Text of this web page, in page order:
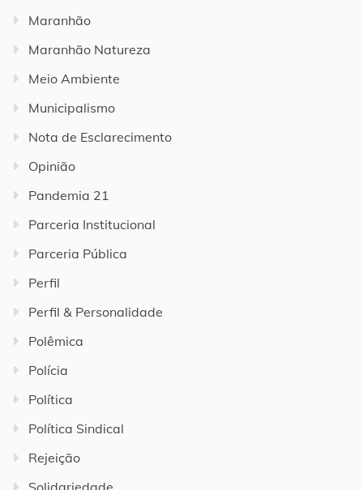
Maranhão
Maranhão Natureza
Meio Ambiente
Municipalismo
Nota de Esclarecimento
Opinião
Pandemia 21
Parceria Institucional
Parceria Pública
Perfil
Perfil & Personalidade
Polêmica
Polícia
Política
Política Sindical
Rejeição
Solidariedade